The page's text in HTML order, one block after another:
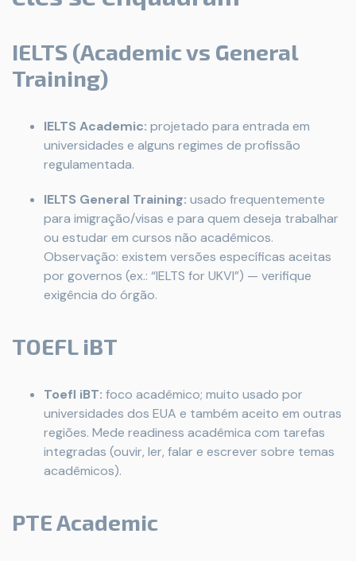
IELTS (Academic vs General
Training)
IELTS Academic: projetado para entrada em
universidades e alguns regimes de profissão
regulamentada.
IELTS General Training: usado frequentemente
para imigração/visas e para quem deseja trabalhar
ou estudar em cursos não acadêmicos.
Observação: existem versões específicas aceitas
por governos (ex.: “IELTS for UKVI”) — verifique
exigência do órgão.
TOEFL iBT
Toefl iBT: foco acadêmico; muito usado por
universidades dos EUA e também aceito em outras
regiões. Mede readiness acadêmica com tarefas
integradas (ouvir, ler, falar e escrever sobre temas
acadêmicos).
PTE Academic